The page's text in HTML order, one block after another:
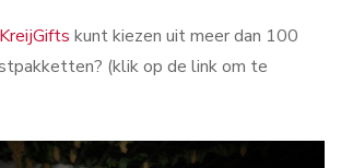
KreijGifts kunt kiezen uit meer dan 100
(klik op de link om te